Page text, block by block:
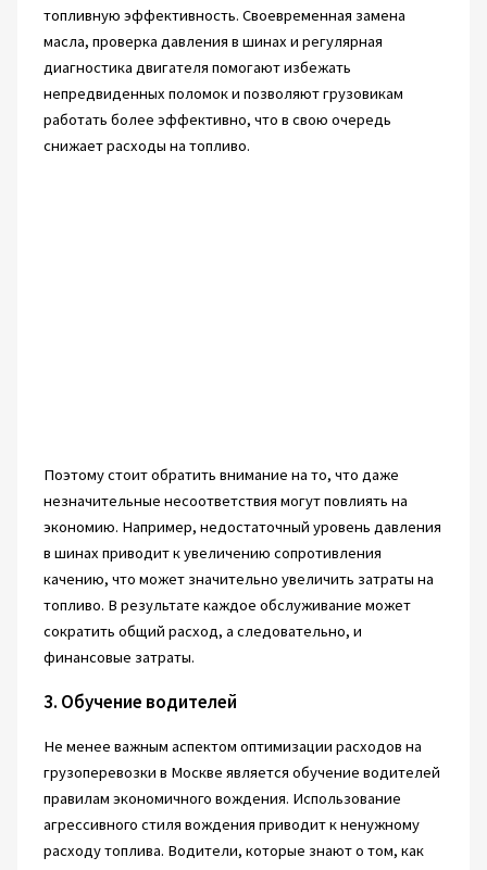
топливную эффективность. Своевременная замена
масла, проверка давления в шинах и регулярная
диагностика двигателя помогают избежать
непредвиденных поломок и позволяют грузовикам
работать более эффективно, что в свою очередь
снижает расходы на топливо.
Поэтому стоит обратить внимание на то, что даже
незначительные несоответствия могут повлиять на
экономию. Например, недостаточный уровень давления
в шинах приводит к увеличению сопротивления
качению, что может значительно увеличить затраты на
топливо. В результате каждое обслуживание может
сократить общий расход, а следовательно, и
финансовые затраты.
3. Обучение водителей
Не менее важным аспектом оптимизации расходов на
грузоперевозки в Москве является обучение водителей
правилам экономичного вождения. Использование
агрессивного стиля вождения приводит к ненужному
расходу топлива. Водители, которые знают о том, как